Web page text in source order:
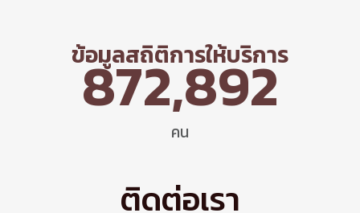
ข้อมูลสถิติการให้บริการ
คน
872,892
ติดต่อเรา